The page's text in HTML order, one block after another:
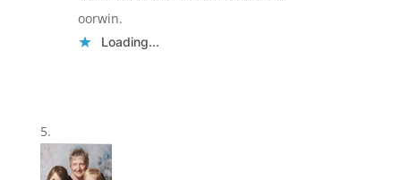
oorwin.
Loading...